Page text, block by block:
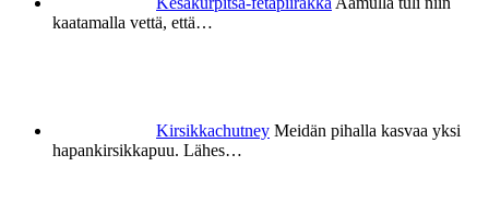
kaatamalla vettä, että…
Kirsikkachutney Meidän pihalla kasvaa yksi
hapankirsikkapuu. Lähes…